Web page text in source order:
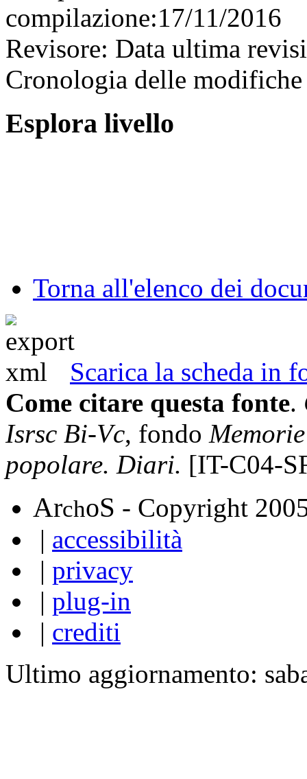
compilazione:17/11/2016
Revisore: Data ultima
Cronologia delle
Esplora livello
Torna all'elenco dei
Scarica la scheda in
Come citare questa fonte.
Isrsc Bi-Vc, fondo
popolare. Diari. [IT-C04-
ArchoS - Copyright
| accessibilità
| privacy
| plug-in
| crediti
Ultimo aggiornamento: